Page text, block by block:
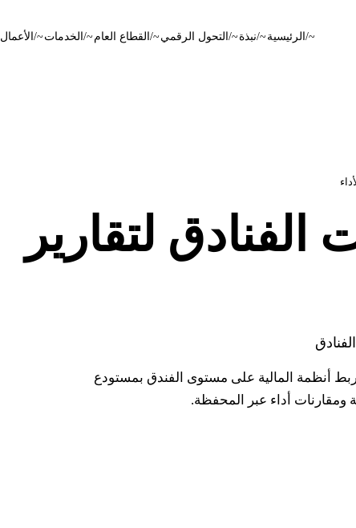
~/الرئيسية~/نبذة~/التحول الرقمي~/القطاع العام~/الخدمات~/الأعمال
الفنادق لتقارير
أنظمة المالية على مستوى الفندق بمستودع
ومقارنات أداء عبر المحفظة.